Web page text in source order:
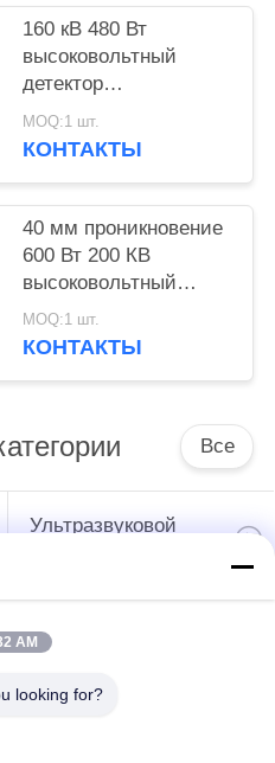
160 кВ 480 Вт
высоковольтный
детектор
рентгеновских лучей
с проникновением 22
MOQ:1 шт.
КОНТАКТЫ
40 мм проникновение
600 Вт 200 КВ
высоковольтный
рентгеновский
детектор дефектов
MOQ:1 шт.
КОНТАКТЫ
Все
Ультразвуковой
твердомер
AM
looking for?